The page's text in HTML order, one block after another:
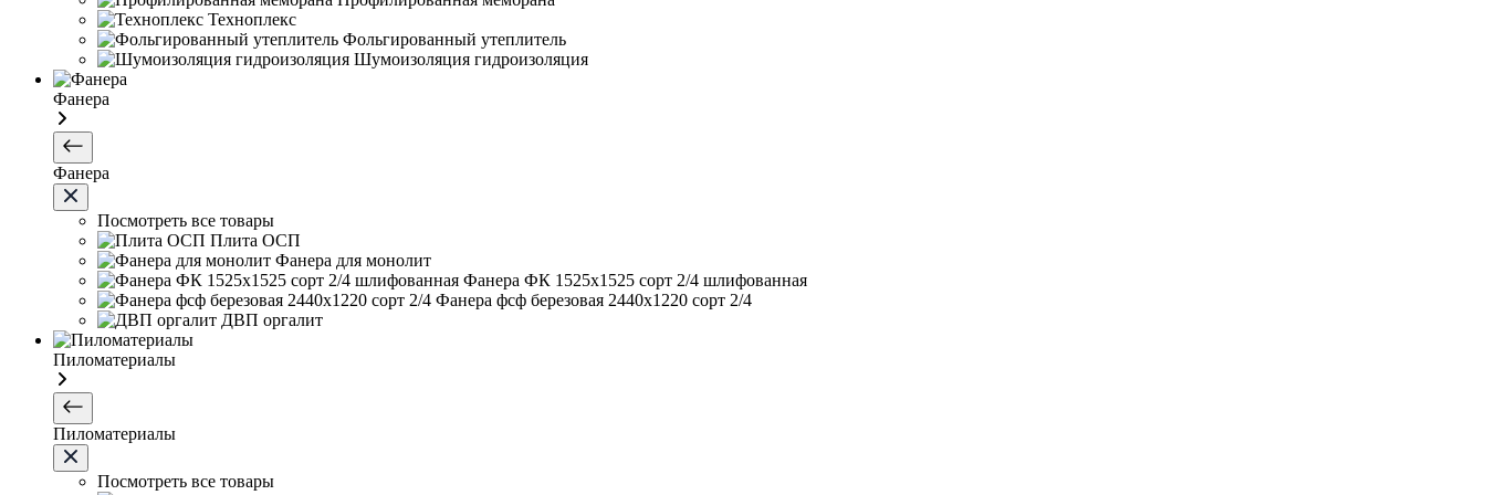
Техноплекс
Фольгированный утеплитель
Шумоизоляция гидроизоляция
Фанера
Фанера
Посмотреть все товары
Плита ОСП
Фанера для монолит
Фанера ФК 1525х1525 сорт 2/4 шлифованная
Фанера фсф березовая 2440х1220 сорт 2/4
ДВП оргалит
Пиломатериалы
Пиломатериалы
Посмотреть все товары